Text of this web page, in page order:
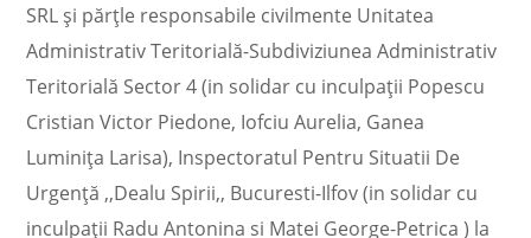
SRL şi părţle responsabile civilmente Unitatea
Administrativ Teritorială-Subdiviziunea Administrativ
Teritorială Sector 4 (in solidar cu inculpaţii Popescu
Cristian Victor Piedone, Iofciu Aurelia, Ganea
Luminiţa Larisa), Inspectoratul Pentru Situatii De
Urgenţă ,,Dealu Spirii,, Bucuresti-Ilfov (in solidar cu
inculpaţii Radu Antonina si Matei George-Petrica ) la